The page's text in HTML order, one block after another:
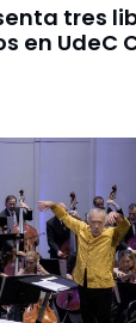
tres
en UdeC